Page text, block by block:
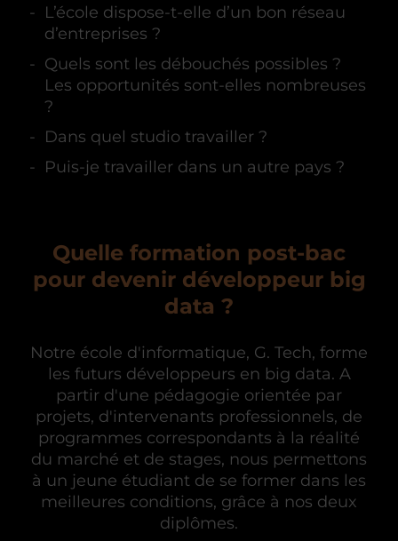
L’école dispose-t-elle d’un bon réseau
d’entreprises ?
Quels sont les débouchés possibles ?
Les opportunités sont-elles nombreuses
?
Dans quel studio travailler ?
Puis-je travailler dans un autre pays ?
Quelle formation post-bac
pour devenir développeur big
data ?
Notre école d'informatique, G. Tech, forme
les futurs développeurs en big data. A
partir d'une pédagogie orientée par
projets, d'intervenants professionnels, de
programmes correspondants à la réalité
du marché et de stages, nous permettons
à un jeune étudiant de se former dans les
meilleures conditions, grâce à nos deux
diplômes.